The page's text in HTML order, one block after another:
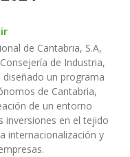
de Cantabria, S.A,
de Industria,
un programa
de Cantabria,
de un entorno
inversiones en el tejido
internacionalización y